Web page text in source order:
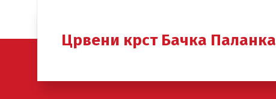
Црвени крст Бачка Паланка